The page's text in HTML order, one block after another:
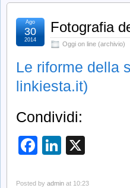
Fotografia
Oggi on line (archivio)
Ago
30
2014
Le riforme della
linkiesta.it)
Condividi:
Facebook
LinkedIn
Posted by admin at 10:23